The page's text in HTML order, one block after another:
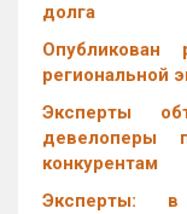
долга
региональной
Эксперты
девелоперы
конкурентам
Эксперты: